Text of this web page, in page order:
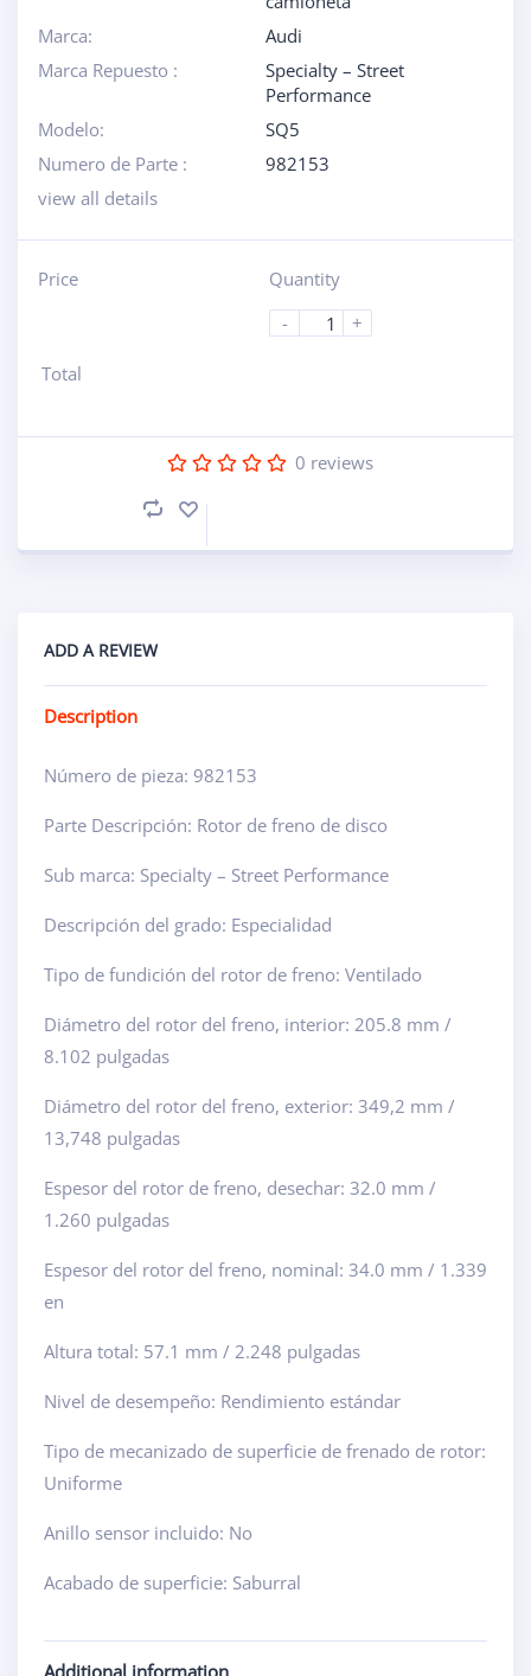
Marca:
Audi
Marca Repuesto :
Specialty – Street
Performance
Modelo:
SQ5
Numero de Parte :
982153
view all details
Price
Quantity
-
+
Total
0 reviews
ADD A REVIEW
Description
Número de pieza: 982153
Parte Descripción: Rotor de freno de disco
Sub marca: Specialty – Street Performance
Descripción del grado: Especialidad
Tipo de fundición del rotor de freno: Ventilado
Diámetro del rotor del freno, interior: 205.8 mm /
8.102 pulgadas
Diámetro del rotor del freno, exterior: 349,2 mm /
13,748 pulgadas
Espesor del rotor de freno, desechar: 32.0 mm /
1.260 pulgadas
Espesor del rotor del freno, nominal: 34.0 mm / 1.339
en
Altura total: 57.1 mm / 2.248 pulgadas
Nivel de desempeño: Rendimiento estándar
Tipo de mecanizado de superficie de frenado de rotor:
Uniforme
Anillo sensor incluido: No
Acabado de superficie: Saburral
Additional information